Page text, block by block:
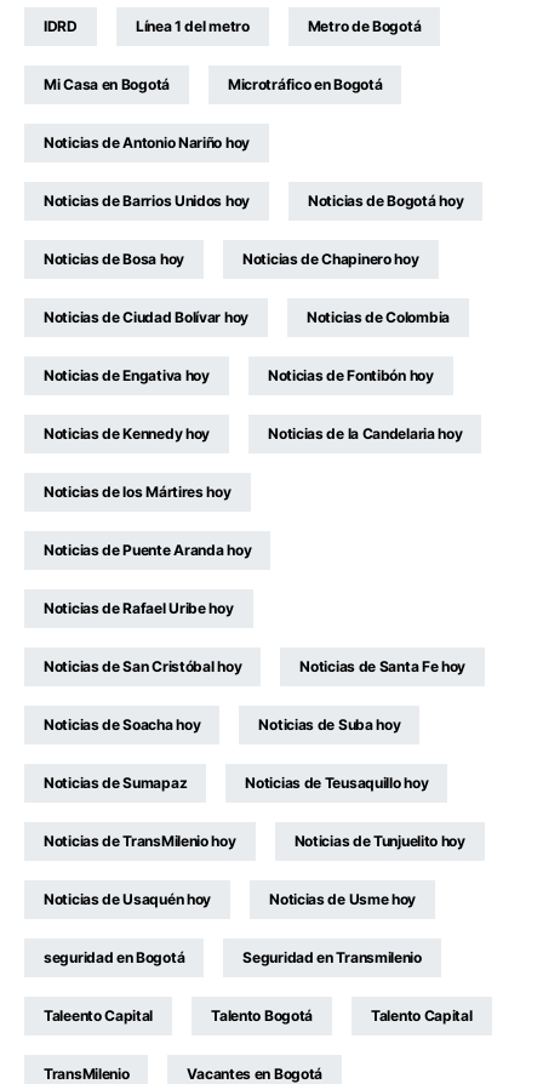
IDRD Línea 1 del metro Metro de Bogotá
Mi Casa en Bogotá Microtráfico en Bogotá
Noticias de Antonio Nariño hoy
Noticias de Barrios Unidos hoy Noticias de Bogotá hoy
Noticias de Bosa hoy Noticias de Chapinero hoy
Noticias de Ciudad Bolívar hoy Noticias de Colombia
Noticias de Engativa hoy Noticias de Fontibón hoy
Noticias de Kennedy hoy Noticias de la Candelaria hoy
Noticias de los Mártires hoy
Noticias de Puente Aranda hoy
Noticias de Rafael Uribe hoy
Noticias de San Cristóbal hoy Noticias de Santa Fe hoy
Noticias de Soacha hoy Noticias de Suba hoy
Noticias de Sumapaz Noticias de Teusaquillo hoy
Noticias de TransMilenio hoy Noticias de Tunjuelito hoy
Noticias de Usaquén hoy Noticias de Usme hoy
seguridad en Bogotá Seguridad en Transmilenio
Taleento Capital Talento Bogotá Talento Capital
TransMilenio Vacantes en Bogotá